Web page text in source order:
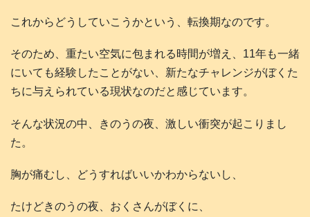
これからどうしていこうかという、転換期なのです。
そのため、重たい空気に包まれる時間が増え、11年も一緒
にいても経験したことがない、新たなチャレンジがぼくた
ちに与えられている現状なのだと感じています。
そんな状況の中、きのうの夜、激しい衝突が起こりまし
た。
胸が痛むし、どうすればいいかわからないし、
たけどきのうの夜、おくさんがぼくに、